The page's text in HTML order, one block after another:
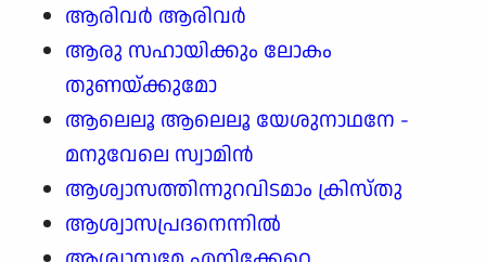
ആരിവർ ആരിവർ
ആരു സഹായിക്കും ലോകം
തുണയ്ക്കുമോ
ആലെലൂ ആലെലൂ യേശുനാഥനേ -
മനുവേലെ സ്വാമിൻ
ആശ്വാസത്തിന്നുറവിടമാം ക്രിസ്തു
ആശ്വാസപ്രദനെന്നിൽ